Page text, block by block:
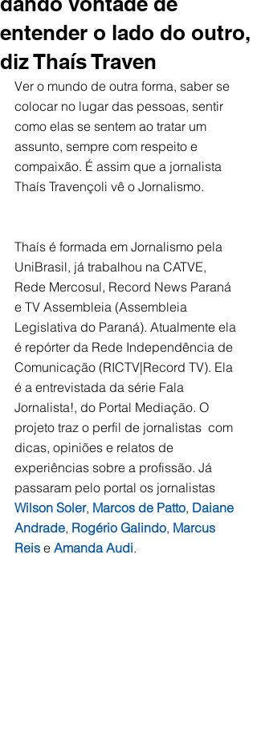
entender o lado do outro,
diz Thaís Traven
Ver o mundo de outra forma, saber se
colocar no lugar das pessoas, sentir
como elas se sentem ao tratar um
assunto, sempre com respeito e
compaixão. É assim que a jornalista
Thaís Travençoli vê o Jornalismo.
Thaís é formada em Jornalismo pela
UniBrasil, já trabalhou na CATVE,
Rede Mercosul, Record News Paraná
e TV Assembleia (Assembleia
Legislativa do Paraná). Atualmente ela
é repórter da Rede Independência de
Comunicação (RICTV|Record TV). Ela
é a entrevistada da série Fala
Jornalista!, do Portal Mediação. O
projeto traz o perfil de jornalistas  com
dicas, opiniões e relatos de
experiências sobre a profissão. Já
passaram pelo portal os jornalistas
Wilson Soler, Marcos de Patto, Daiane
Andrade, Rogério Galindo, Marcus
Reis e Amanda Audi.